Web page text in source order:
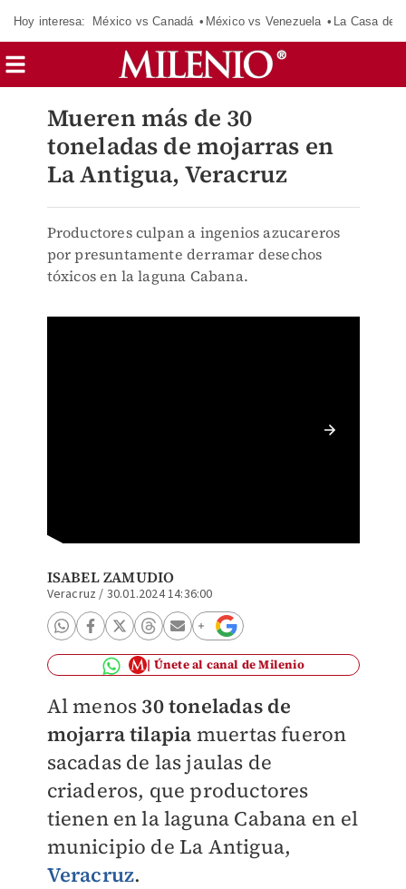
Hoy interesa: México vs Canadá México vs Venezuela La Casa de
Mueren más de 30
toneladas de mojarras en
La Antigua, Veracruz
Productores culpan a ingenios azucareros
por presuntamente derramar desechos
tóxicos en la laguna Cabana.
ISABEL ZAMUDIO
Veracruz / 30.01.2024 14:36:00
Únete al canal de Milenio
Al menos 30 toneladas de
mojarra tilapia muertas fueron
sacadas de las jaulas de
criaderos, que productores
tienen en la laguna Cabana en el
municipio de La Antigua,
Veracruz.